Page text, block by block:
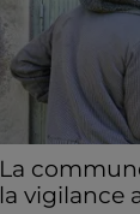
La
la vigilance